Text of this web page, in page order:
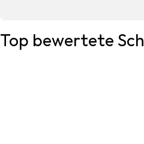
Top bewertete